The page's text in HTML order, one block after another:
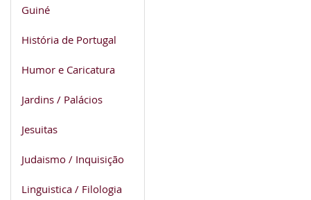
Guiné
História de Portugal
Humor e Caricatura
Jardins / Palácios
Jesuitas
Judaismo / Inquisição
Linguistica / Filologia